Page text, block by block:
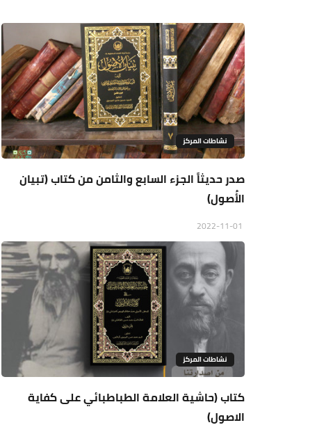
نشاطات المركز
صدر حديثاً الجزء السابع والثامن من كتاب (تبيان
الأُصول)
نشاطات المركز
كتاب (حاشية العلامة الطباطبائي على كفاية
الاصول)